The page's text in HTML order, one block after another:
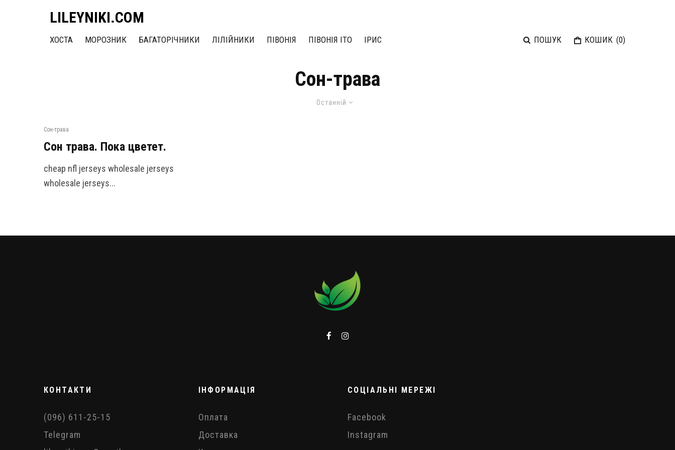
LILEYNIKI.COM
ХОСТА МОРОЗНИК БАГАТОРІЧНИКИ ЛІЛІЙНИКИ ПІВОНІЯ ПІВОНІЯ ІТО ІРИС ПОШУК КОШИК (0)
Сон-трава
Останній
Сон-трава
Сон трава. Пока цветет.
cheap nfl jerseys wholesale jerseys
wholesale jerseys...
КОНТАКТИ
(096) 611-25-15
Telegram
ІНФОРМАЦІЯ
Оплата
Доставка
СОЦІАЛЬНІ МЕРЕЖІ
Facebook
Instagram